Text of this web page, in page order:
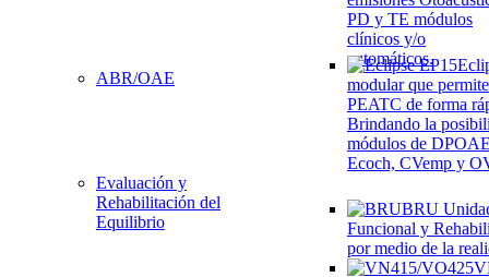
PD y TE módulos
clínicos y/o
automáticos.
ABR/OAE
modular que
PEATC de forma
Brindando la
módulos de
Ecoch, CVemp y
Evaluación y
Rehabilitación del
Equilibrio
BRU
Funcional y
por medio de la